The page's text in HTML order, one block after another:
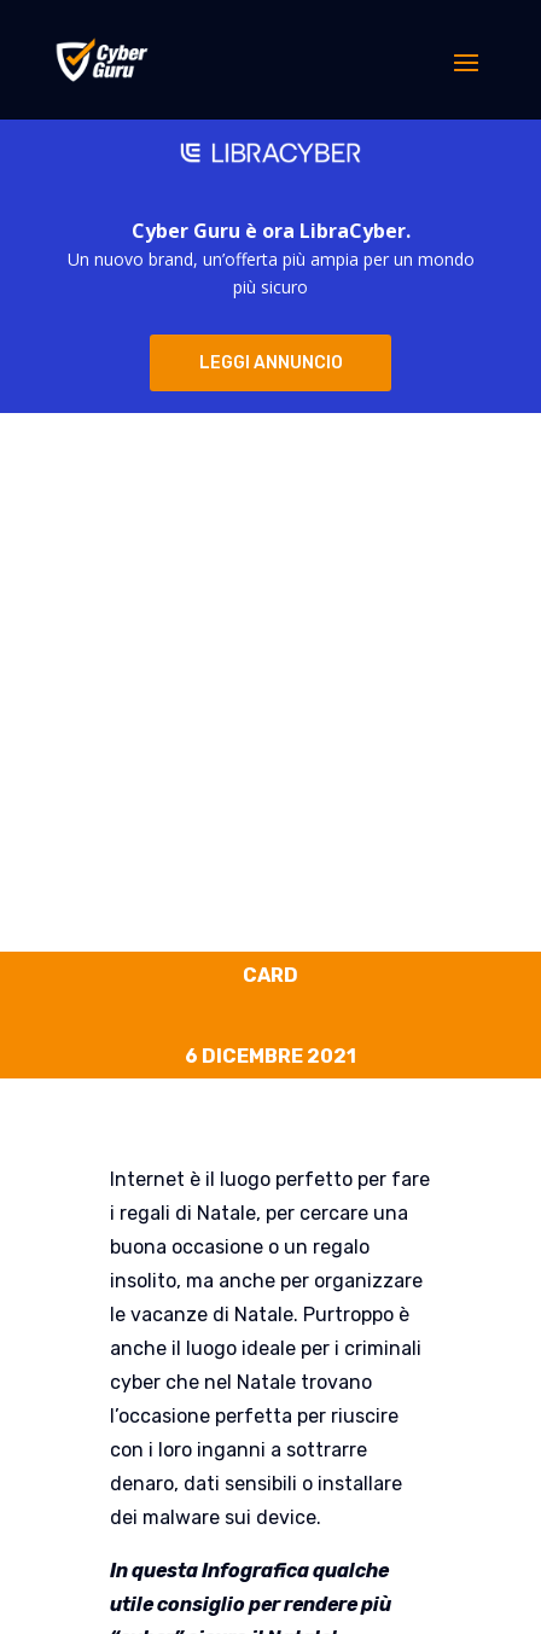
Cyber Guru è ora LibraCyber.
Un nuovo brand, un’offerta più ampia per un mondo
più sicuro
LEGGI ANNUNCIO
CARD
6 DICEMBRE 2021
Internet è il luogo perfetto per fare
i regali di Natale, per cercare una
buona occasione o un regalo
insolito, ma anche per organizzare
le vacanze di Natale. Purtroppo è
anche il luogo ideale per i criminali
cyber che nel Natale trovano
l’occasione perfetta per riuscire
con i loro inganni a sottrarre
denaro, dati sensibili o installare
dei malware sui device.
In questa Infografica qualche
utile consiglio per rendere più